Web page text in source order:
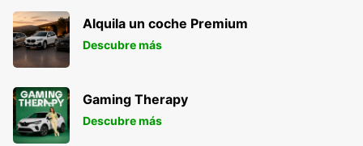
Alquila un coche Premium
Descubre más
Gaming Therapy
Descubre más